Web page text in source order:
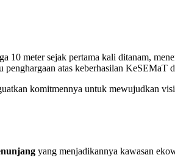
meter sejak pertama kali ditanam,
penghargaan atas keberhasilan KeSEMaT
komitmennya untuk mewujudkan
yang menjadikannya kawasan